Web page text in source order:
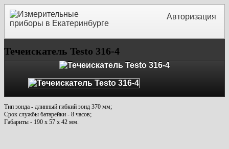
Авторизация
Течеискатель Testo 316-4
Тип зонда - длинный гибкий зонд 370 мм;
Срок службы батарейки - 8 часов;
Габариты - 190 x 57 x 42 мм.